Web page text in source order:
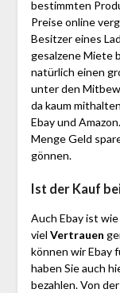
bestimmten
Preise online
Besitzer eines
gesalzene Miete
natürlich einen
unter den
da kaum
Ebay und
Menge Geld
gönnen.
Ist der Kauf
Auch Ebay ist
viel Vertrauen
können wir Ebay
haben Sie auch
bezahlen. Von